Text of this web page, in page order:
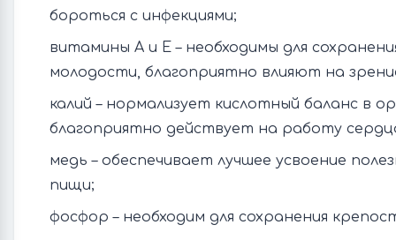
бороться с инфекциями;
витамины A и E – необходимы для
молодости, благоприятно влияют на
калий – нормализует кислотный баланс в
благоприятно действует на работу
медь – обеспечивает лучшее усвоение
пищи;
фосфор – необходим для сохранения